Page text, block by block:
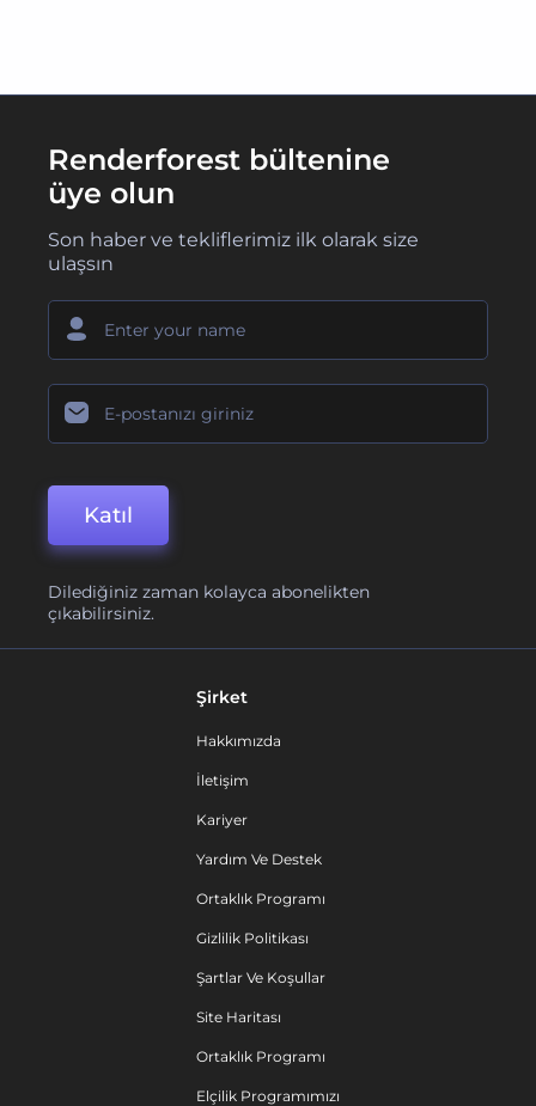
Renderforest bültenine
üye olun
Son haber ve tekliflerimiz ilk olarak size
ulaşsın
Katıl
Dilediğiniz zaman kolayca abonelikten
çıkabilirsiniz.
Şirket
Hakkımızda
İletişim
Kariyer
Yardım Ve Destek
Ortaklık Programı
Gizlilik Politikası
Şartlar Ve Koşullar
Site Haritası
Ortaklık Programı
Elçilik Programımızı